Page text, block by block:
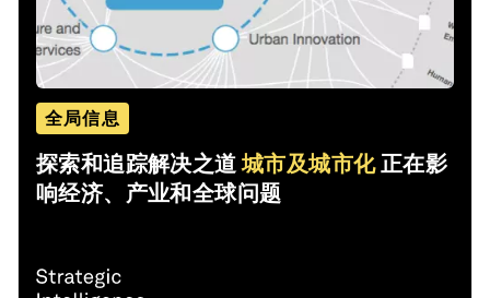
全局信息
探索和追踪解决之道城市及城市化正在影
响经济、产业和全球问题